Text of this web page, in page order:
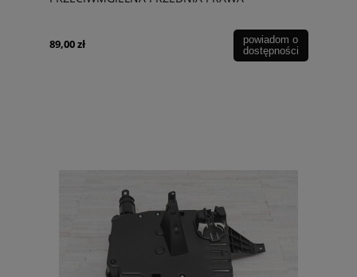
89,00 zł
powiadom o
dostępności